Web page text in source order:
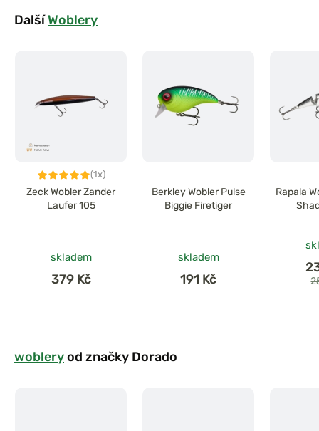
DalšíWoblery
(1x)
Zeck Wobler Zander
Laufer 105
skladem
379 Kč
Berkley Wobler Pulse
Biggie Firetiger
skladem
191 Kč
Rapala
wobleryod značky Dorado